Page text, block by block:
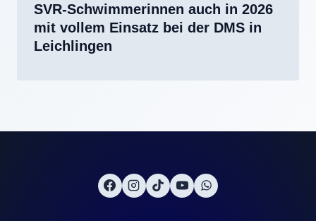
SVR-Schwimmerinnen auch in 2026
mit vollem Einsatz bei der DMS in
Leichlingen